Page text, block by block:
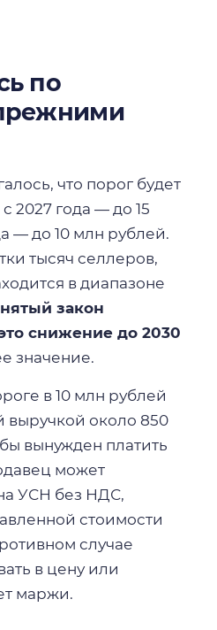
по
что порог будет
2027 года — до 15
— до 10 млн рублей.
тысяч селлеров,
в диапазоне
закон
снижение до 2030
значение.
в 10 млн рублей
выручкой около 850
вынужден платить
может
УСН без НДС,
стоимости
случае
в цену или
маржи.